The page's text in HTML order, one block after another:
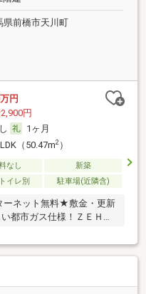
県前橋市天川町
万円
円
1ヶ月
（50.47m2）
なし
新築
イレ別 駐車場(近隣含)
ネット無料★敷金・更新
都市ガス仕様！ＺＥＨ